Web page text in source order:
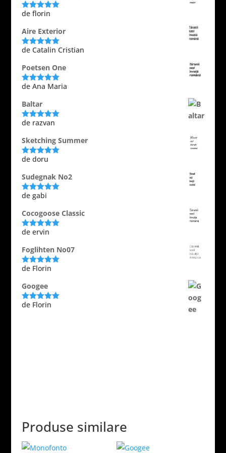
Evaluat la
de florin
Aire Exterior
Evaluat la5
de Catalin Cristian
Poetsen One
Evaluat la5
de Ana Maria
Baltar
Evaluat la
de razvan
Sketching Summer
Evaluat la
de doru
Sudegnak No2
Evaluat la
de gabi
Cocogoose Classic
Evaluat la
de ervin
Foglihten No07
Evaluat la
de Florin
Googee
Evaluat la
de Florin
Produse similare